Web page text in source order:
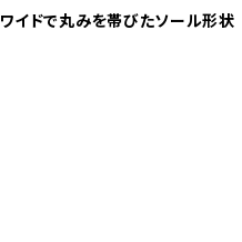
ワイドで丸みを帯びたソール形状